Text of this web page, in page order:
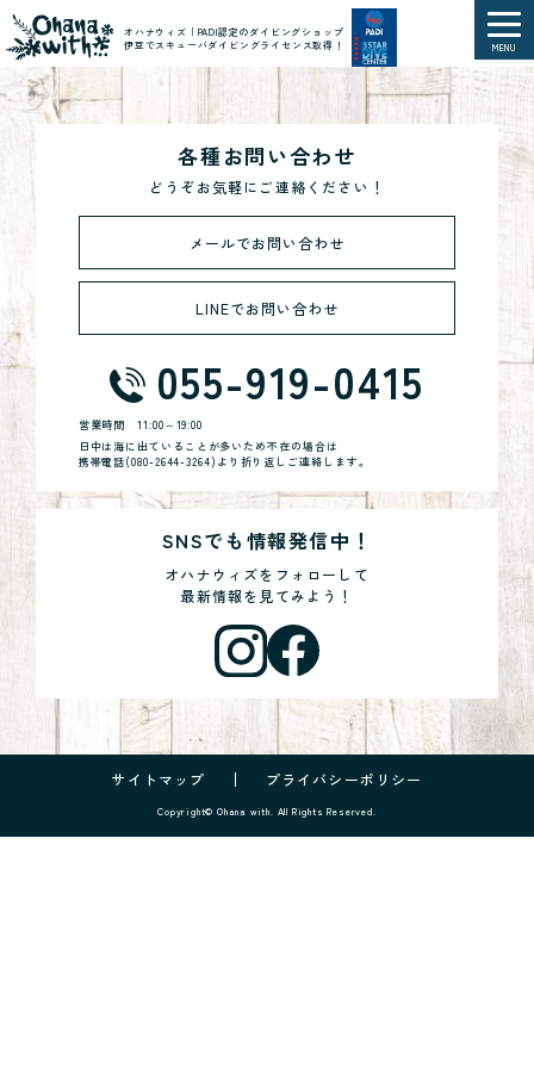
オハナウィズ｜PADI認定のダイビングショップ
伊豆でスキューバダイビングライセンス取得！
MENU
各種お問い合わせ
どうぞお気軽にご連絡ください！
メールでお問い合わせ
LINEでお問い合わせ
055-919-0415
営業時間11:00～19:00
日中は海に出ていることが多いため不在の場合は
携帯電話(080-2644-3264)より折り返しご連絡します。
SNSでも情報発信中！
オハナウィズをフォローして
最新情報を見てみよう！
サイトマップ プライバシーポリシー
Copyright© Ohana with. All Rights Reserved.